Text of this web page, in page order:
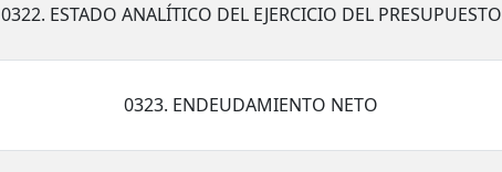
0322. ESTADO ANALÍTICO DEL EJERCICIO DEL PRESUPUESTO
0323. ENDEUDAMIENTO NETO